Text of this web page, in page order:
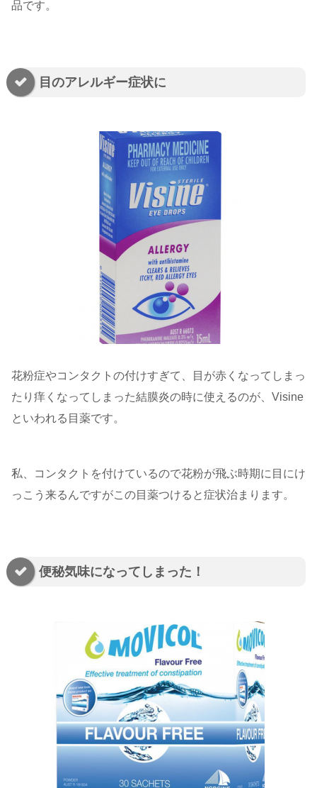
品です。
目のアレルギー症状に
花粉症やコンタクトの付けすぎて、目が赤くなってしまっ
たり痒くなってしまった結膜炎の時に使えるのが、Visine
といわれる目薬です。
私、コンタクトを付けているので花粉が飛ぶ時期に目にけ
っこう来るんですがこの目薬つけると症状治まります。
便秘気味になってしまった！